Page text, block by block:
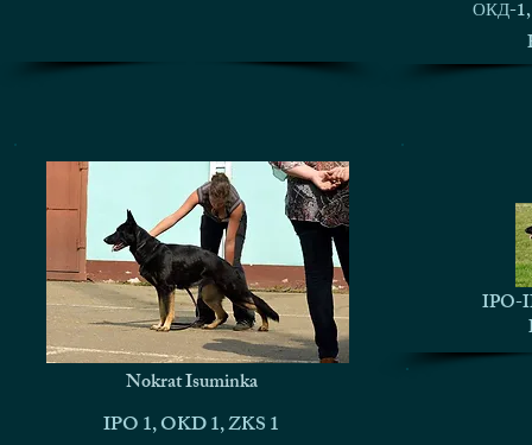
ОКД-1,
Nokrat Isuminka
IPO 1, OKD 1, ZKS 1
IPO-